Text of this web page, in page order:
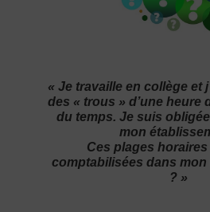
« Je travaille en collège et
des « trous » d’une heure
du temps. Je suis
mon
Ces plages
comptabilisées dans mon
? »